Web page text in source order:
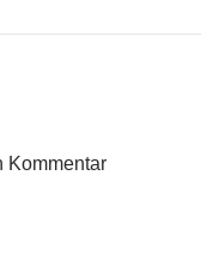
Kommentar